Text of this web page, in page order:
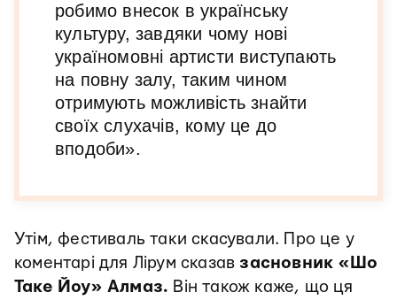
робимо внесок в українську
культуру, завдяки чому нові
україномовні артисти виступають
на повну залу, таким чином
отримують можливість знайти
своїх слухачів, кому це до
вподоби».
Утім, фестиваль таки скасували. Про це у
коментарі для Лірум сказав засновник «Шо
Таке Йоу» Алмаз. Він також каже, що ця